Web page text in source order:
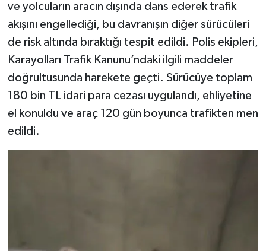
ve yolcuların aracın dışında dans ederek trafik
akışını engellediği, bu davranışın diğer sürücüleri
de risk altında bıraktığı tespit edildi. Polis ekipleri,
Karayolları Trafik Kanunu’ndaki ilgili maddeler
doğrultusunda harekete geçti. Sürücüye toplam
180 bin TL idari para cezası uygulandı, ehliyetine
el konuldu ve araç 120 gün boyunca trafikten men
edildi.
Şenpazar Haberleri
Seydiler Haberleri
Taşköprü Haberleri
Tosya Haberleri
Karadeniz Haberleri
Dünya Haberleri